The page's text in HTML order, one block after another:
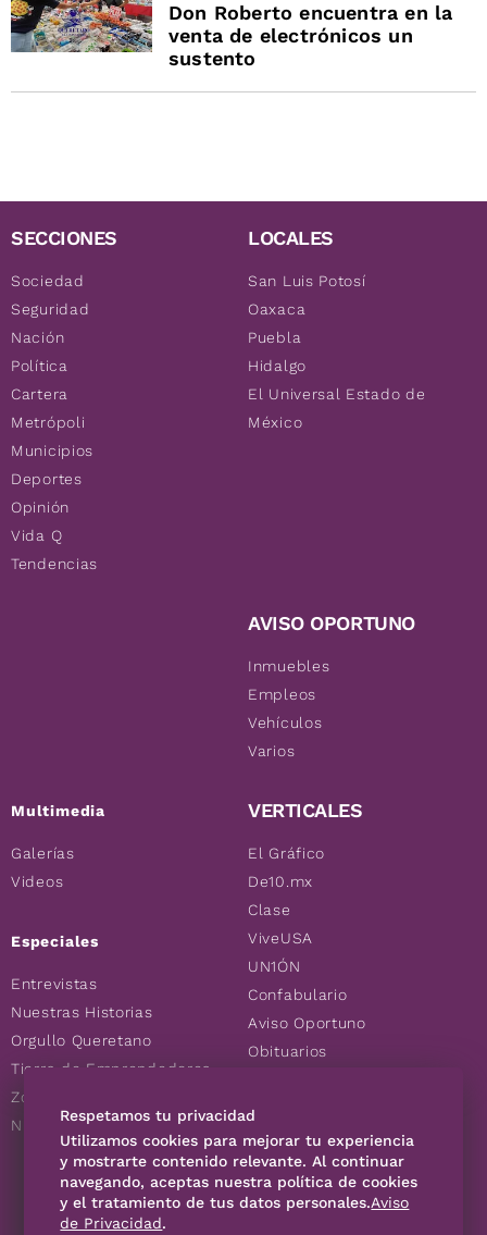
Don Roberto encuentra en la
venta de electrónicos un
sustento
SECCIONES
Sociedad
Seguridad
Nación
Política
Cartera
Metrópoli
Municipios
Deportes
Opinión
Vida Q
Tendencias
Multimedia
Galerías
Videos
Especiales
Entrevistas
Nuestras Historias
Orgullo Queretano
Tierra de Emprendedores
Zoociales
Nuevos Queretanos
LOCALES
San Luis Potosí
Oaxaca
Puebla
Hidalgo
El Universal Estado de
México
AVISO OPORTUNO
Inmuebles
Empleos
Vehículos
Varios
VERTICALES
El Gráfico
De10.mx
Clase
ViveUSA
UN1ÓN
Confabulario
Aviso Oportuno
Obituarios
Consultas
SÍGUENOS
Respetamos tu privacidad
Utilizamos cookies para mejorar tu experiencia
y mostrarte contenido relevante. Al continuar
navegando, aceptas nuestra política de cookies
y el tratamiento de tus datos personales.Aviso
de Privacidad.